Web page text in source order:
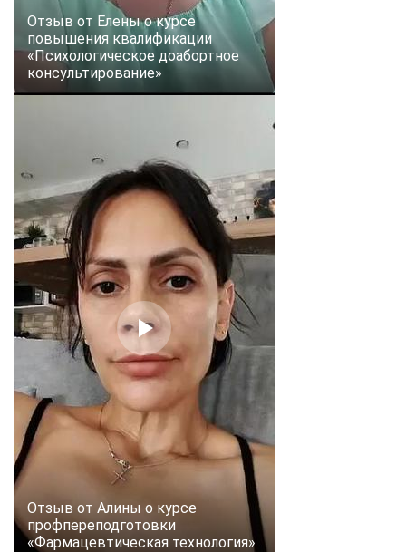
Отзыв от Елены о курсе
повышения квалификации
«Психологическое доабортное
консультирование»
Отзыв от Алины о курсе
профпереподготовки
«Фармацевтическая технология»